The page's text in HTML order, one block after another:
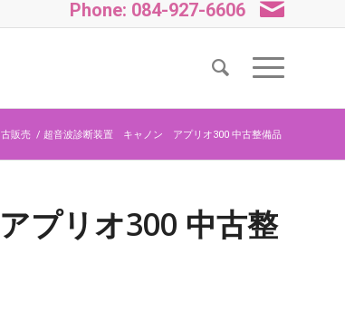
Phone: 084-927-6606
販売 / 超音波診断装置 キャノン アプリオ300 中古整備品
プリオ300 中古整